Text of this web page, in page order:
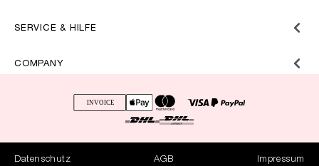
SERVICE & HILFE
COMPANY
Datenschutz AGB
Impressum